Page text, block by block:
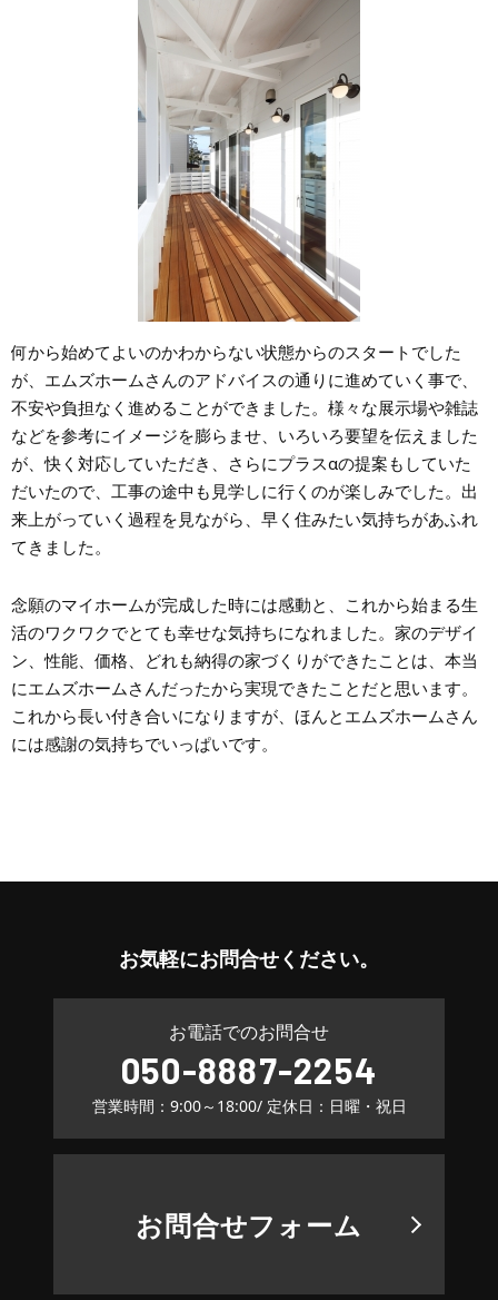
何から始めてよいのかわからない状態からのスタートでした
が、エムズホームさんのアドバイスの通りに進めていく事で、
不安や負担なく進めることができました。様々な展示場や雑誌
などを参考にイメージを膨らませ、いろいろ要望を伝えました
が、快く対応していただき、さらにプラスαの提案もしていた
だいたので、工事の途中も見学しに行くのが楽しみでした。出
来上がっていく過程を見ながら、早く住みたい気持ちがあふれ
てきました。
念願のマイホームが完成した時には感動と、これから始まる生
活のワクワクでとても幸せな気持ちになれました。家のデザイ
ン、性能、価格、どれも納得の家づくりができたことは、本当
にエムズホームさんだったから実現できたことだと思います。
これから長い付き合いになりますが、ほんとエムズホームさん
には感謝の気持ちでいっぱいです。
お気軽にお問合せください。
お電話でのお問合せ
050-8887-2254
営業時間：9:00～18:00/ 定休日：日曜・祝日
お問合せフォーム